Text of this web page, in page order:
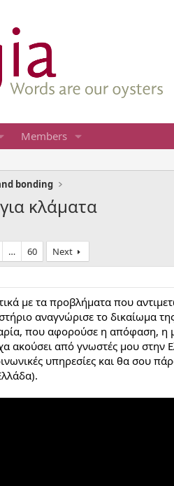
Members
bonding
κλάματα
… 60 Next
με τα προβλήματα που
αναγνώρισε το δικαίωμα
που αφορούσε η απόφαση, η
ακούσει από γνωστές μου στην
υπηρεσίες και θα σου